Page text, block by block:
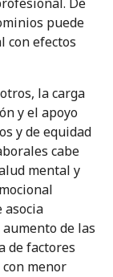
puede
con efectos
la carga
y el apoyo
y de equidad
cabe
mental y
asocia
de las
de factores
menor